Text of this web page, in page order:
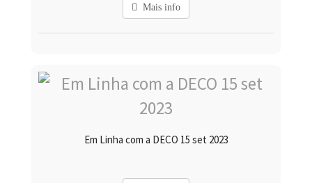
Mais info
Em Linha com a DECO 15 set 2023